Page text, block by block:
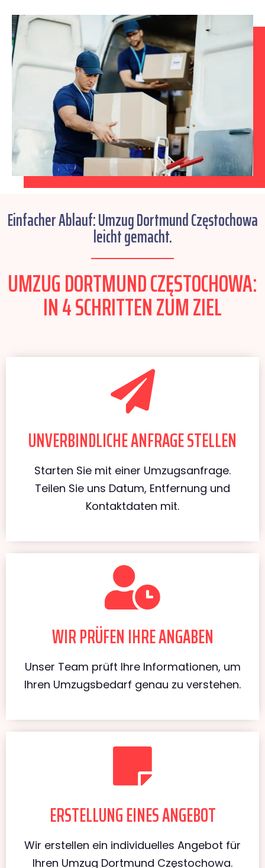
Einfacher Ablauf: Umzug Dortmund Częstochowa
leicht gemacht.
UMZUG DORTMUND CZĘSTOCHOWA:
IN 4 SCHRITTEN ZUM ZIEL
UNVERBINDLICHE ANFRAGE STELLEN
Starten Sie mit einer Umzugsanfrage.
Teilen Sie uns Datum, Entfernung und
Kontaktdaten mit.
WIR PRÜFEN IHRE ANGABEN
Unser Team prüft Ihre Informationen, um
Ihren Umzugsbedarf genau zu verstehen.
ERSTELLUNG EINES ANGEBOT
Wir erstellen ein individuelles Angebot für
Ihren Umzug Dortmund Częstochowa.